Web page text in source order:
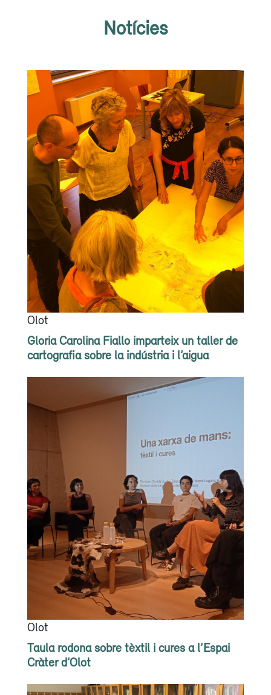
Notícies
Olot
Gloria Carolina Fiallo imparteix un taller de
cartografia sobre la indústria i l’aigua
Olot
Taula rodona sobre tèxtil i cures a l’Espai
Cràter d’Olot